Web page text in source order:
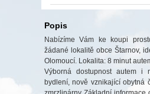
Popis
Nabízíme Vám ke koupi
žádané lokalitě obce Štarnov,
Olomoucí. Lokalita: 8 minut
Výborná dostupnost autem i
bydlení, nově vznikající obytná